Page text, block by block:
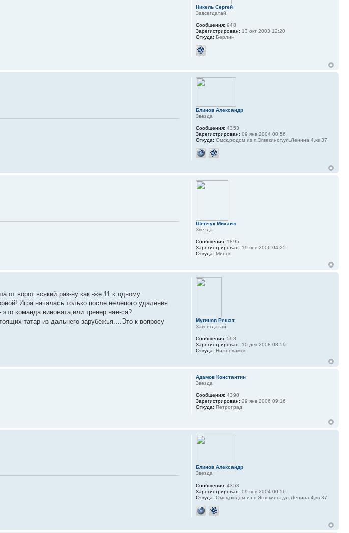
Никель Сергей
Завсегдатай
Сообщения: 948
Зарегистрирован: 13 окт 2003 12:20
Откуда: Берлин
Блинов Александр
Звезда
Сообщения: 4353
Зарегистрирован: 09 янв 2004 00:56
Откуда: Омск,родом из п.Эгвекинот,ул.Ленина 4,кв 37
Шевчук Михаил
Звезда
Сообщения: 1895
Зарегистрирован: 19 янв 2006 04:25
Откуда: Минск
от ворот всякий раз-ну как -же 11 к одному
Игра началась только после нелепого удаления
команда виновата,или тренер нае-ся?
татар из дальнего зарубежья....Это к вопросу
Мугинов Решат
Завсегдатай
Сообщения: 598
Зарегистрирован: 10 дек 2008 08:59
Откуда: Нижнекамск
Адамов Константин
Звезда
Сообщения: 4390
Зарегистрирован: 29 янв 2006 09:16
Откуда: Петроград
Блинов Александр
Звезда
Сообщения: 4353
Зарегистрирован: 09 янв 2004 00:56
Откуда: Омск,родом из п.Эгвекинот,ул.Ленина 4,кв 37